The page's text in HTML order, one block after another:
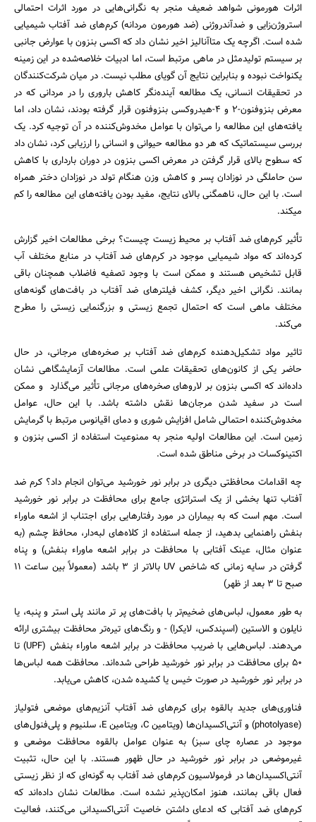
اثرات هورمونی شواهد ضعیف منجر به نگرانی‌هایی در مورد اثرات احتمالی
استروژن‌زایی و ضدآندروژنی (ضد هورمون مردانه) کرم‌های ضد آفتاب شیمیایی
شده است. اگرچه یک متاآنالیز اخیر نشان داد که اکسی بنزون با عوارض جانبی
بر سیستم تولیدمثل در ماهی مرتبط است، اما ادبیات خلاصه‌شده در این زمینه
یکنواخت نبوده و بنابراین نتایج آن گویای مطلب نیست. در میان شرکت‌کنندگان
در تحقیقات انسانی، یک مطالعه آینده‌نگر کاهش باروری را در مردانی که در
معرض بنزوفنون-۲ و ۴-هیدروکسی بنزوفنون قرار گرفته بودند، نشان داد، اما
یافته‌های این مطالعه را می‌توان با عوامل مخدوش‌کننده در آن توجیه کرد. یک
بررسی سیستماتیک که هر دو مطالعه حیوانی و انسانی را ارزیابی کرد، نشان داد
که سطوح بالای قرار گرفتن در معرض اکسی بنزون در دوران بارداری با کاهش
سن حاملگی در نوزادان پسر و کاهش وزن هنگام تولد در نوزادان دختر همراه
است. با این حال، ناهمگنی بالای نتایج، مفید بودن یافته‌های این مطالعه را کم
میکند.
تأثیر کرم‌های ضد آفتاب بر محیط زیست چیست؟ برخی مطالعات اخیر گزارش
کرده‌اند که مواد شیمیایی موجود در کرم‌های ضد آفتاب در منابع مختلف آب
قابل تشخیص هستند و ممکن است با وجود تصفیه فاضلاب همچنان باقی
بمانند. نگرانی اخیر دیگر، کشف فیلترهای ضد آفتاب در بافت‌های گونه‌های
مختلف ماهی است که احتمال تجمع زیستی و بزرگنمایی زیستی را مطرح
می‌کند.
تاثیر مواد تشکیل‌دهنده کرم‌های ضد آفتاب بر صخره‌های مرجانی، در حال
حاضر یکی از کانون‌های تحقیقات علمی است. مطالعات آزمایشگاهی نشان
داده‌اند که اکسی بنزون بر لاروهای صخره‌های مرجانی تأثیر می‌گذارد و ممکن
است در سفید شدن مرجان‌ها نقش داشته باشد. با این حال، عوامل
مخدوش‌کننده احتمالی شامل افزایش شوری و دمای اقیانوس مرتبط با گرمایش
زمین است. این مطالعات اولیه منجر به ممنوعیت استفاده از اکسی بنزون و
اکتینوکسات در برخی مناطق شده است.
چه اقدامات محافظتی دیگری در برابر نور خورشید می‌توان انجام داد؟ کرم ضد
آفتاب تنها بخشی از یک استراتژی جامع برای محافظت در برابر نور خورشید
است. مهم است که به بیماران در مورد رفتارهایی برای اجتناب از اشعه ماوراء
بنفش راهنمایی بدهید، از جمله استفاده از کلاه‌های لبه‌دار، محافظ چشم (به
عنوان مثال، عینک آفتابی با محافظت در برابر اشعه ماوراء بنفش) و پناه
گرفتن در سایه زمانی که شاخص UV بالاتر از ۳ باشد (معمولاً بین ساعت ۱۱
صبح تا ۳ بعد از ظهر)
به طور معمول، لباس‌های ضخیم‌تر با بافت‌های پر تر مانند پلی استر و پنبه، یا
نایلون و الاستین (اسپندکس، لایکرا) - و رنگ‌های تیره‌تر محافظت بیشتری ارائه
می‌دهند. لباس‌هایی با ضریب محافظت در برابر اشعه ماوراء بنفش (UPF) تا
۵۰ برای محافظت در برابر نور خورشید طراحی شده‌اند. محافظت همه لباس‌ها
در برابر نور خورشید در صورت خیس یا کشیده شدن، کاهش می‌یابد.
فناوری‌های جدید بالقوه برای کرم‌های ضد آفتاب آنزیم‌های موضعی فتولیاز
(photolyase) و آنتی‌اکسیدان‌ها (ویتامین C، ویتامین E، سلنیوم و پلی‌فنول‌های
موجود در عصاره چای سبز) به عنوان عوامل بالقوه محافظت موضعی و
غیرموضعی در برابر نور خورشید در حال ظهور هستند. با این حال، تثبیت
آنتی‌اکسیدان‌ها در فرمولاسیون کرم‌های ضد آفتاب به گونه‌ای که از نظر زیستی
فعال باقی بمانند، هنوز امکان‌پذیر نشده است. مطالعات نشان داده‌اند که
کرم‌های ضد آفتابی که ادعای داشتن خاصیت آنتی‌اکسیدانی می‌کنند، فعالیت